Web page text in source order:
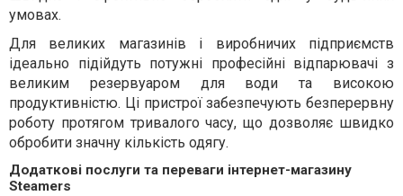
умовах.
Для великих магазинів і виробничих підприємств
ідеально підійдуть потужні професійні відпарювачі з
великим резервуаром для води та високою
продуктивністю. Ці пристрої забезпечують безперервну
роботу протягом тривалого часу, що дозволяє швидко
обробити значну кількість одягу.
Додаткові послуги та переваги інтернет-магазину
Steamers